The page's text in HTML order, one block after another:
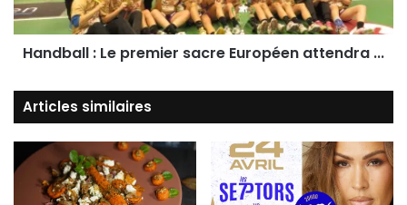
Après Darly Zoqbi De Paula, Gnonsiane Niombla,
Larenas, Manon Grimaud, Roseline Ngo-Leyi et
Maakan Tounkara, c’est à l’Internationale
Espagnole Beatriz Fernandez Ibanez de se prêter
Handball : Le premier sacre Européen attendra ...
Articles similaires